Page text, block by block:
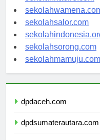
sekolahnabire.com
sekolahwamena.com
sekolahsalor.com
sekolahindonesia.org
sekolahsorong.com